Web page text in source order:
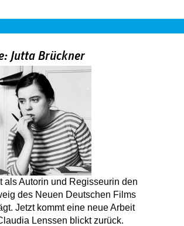
Jutta Brückner
als Autorin und Regisseurin den
des Neuen Deutschen Films
Jetzt kommt eine neue Arbeit
Lenssen blickt zurück.